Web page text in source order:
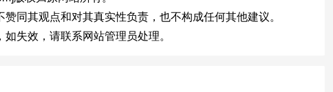
同其观点和对其真实性负责，也不构成任何其他建议。
失效，请联系网站管理员处理。